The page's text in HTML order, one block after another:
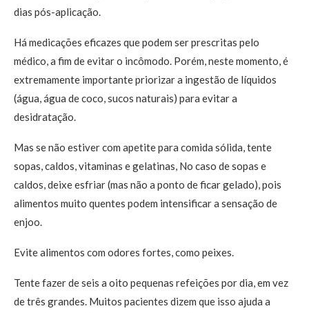
dias pós-aplicação.
Há medicações eficazes que podem ser prescritas pelo
médico, a fim de evitar o incômodo. Porém, neste momento, é
extremamente importante priorizar a ingestão de líquidos
(água, água de coco, sucos naturais) para evitar a
desidratação.
Mas se não estiver com apetite para comida sólida, tente
sopas, caldos, vitaminas e gelatinas, No caso de sopas e
caldos, deixe esfriar (mas não a ponto de ficar gelado), pois
alimentos muito quentes podem intensificar a sensação de
enjoo.
Evite alimentos com odores fortes, como peixes.
Tente fazer de seis a oito pequenas refeições por dia, em vez
de três grandes. Muitos pacientes dizem que isso ajuda a